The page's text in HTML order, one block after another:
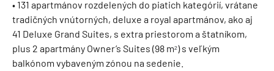
• 131 apartmánov rozdelených do piatich kategórií, vrátane
tradičných vnútorných, deluxe a royal apartmánov, ako aj
41 Deluxe Grand Suites, s extra priestorom a štatníkom,
plus 2 apartmány Owner’s Suites (98 m²) s veľkým
balkónom vybaveným zónou na sedenie.